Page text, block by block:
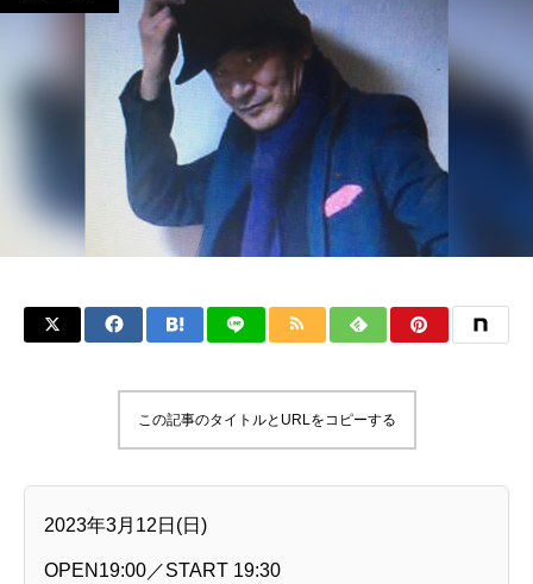
この記事のタイトルとURLをコピーする
2023年3月12日(日)
OPEN19:00／START 19:30